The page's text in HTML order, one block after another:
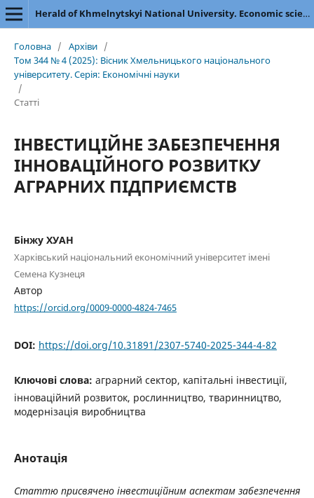
Herald of Khmelnytskyi National University. Economic sciences
Головна / Архіви /
Том 344 № 4 (2025): Вісник Хмельницького національного
університету. Серія: Економічні науки
/
Статті
ІНВЕСТИЦІЙНЕ ЗАБЕЗПЕЧЕННЯ
ІННОВАЦІЙНОГО РОЗВИТКУ
АГРАРНИХ ПІДПРИЄМСТВ
Бінжу ХУАН
Харківський національний економічний університет імені
Семена Кузнеця
Автор
https://orcid.org/0009-0000-4824-7465
DOI: https://doi.org/10.31891/2307-5740-2025-344-4-82
Ключові слова: аграрний сектор, капітальні інвестиції,
інноваційний розвиток, рослинництво, тваринництво,
модернізація виробництва
Анотація
Статтю присвячено інвестиційним аспектам забезпечення